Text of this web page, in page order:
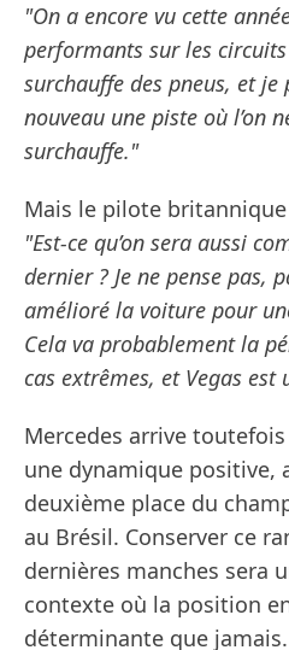
"On a encore vu cette
performants sur les circuits
surchauffe des pneus, et je
nouveau une piste où l’on
surchauffe."
Mais le pilote
"Est-ce qu’on sera aussi
dernier ? Je ne pense pas,
amélioré la voiture pour
Cela va probablement la
cas extrêmes, et Vegas est
Mercedes arrive
une dynamique positive,
deuxième place du
au Brésil. Conserver ce
dernières manches sera
contexte où la position
déterminante que jamais.